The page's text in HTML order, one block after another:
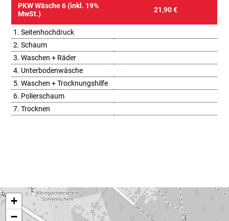
PKW Wäsche 6 (inkl. 19%
MwSt.)
21,90 €
1. Seitenhochdruck
2. Schaum
3. Waschen + Räder
4. Unterbodenwäsche
5. Waschen + Trocknungshilfe
6. Polierschaum
7. Trocknen
+
−